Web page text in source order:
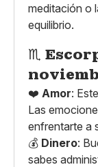
meditación o
equilibrio.
♏
❤️ Amor:
Las
enfrentarte a
💰 Dinero:
sabes